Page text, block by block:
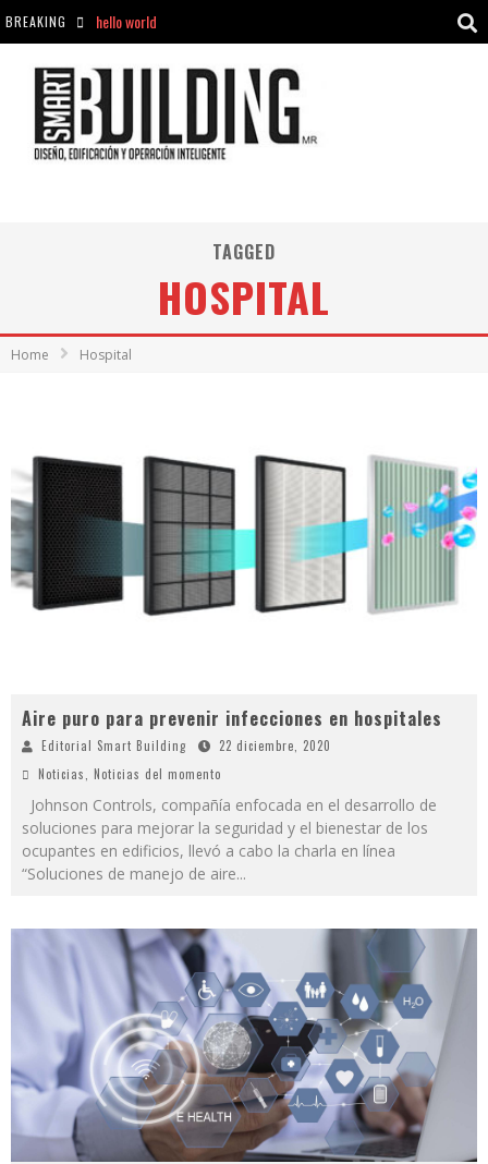
BREAKING hello world
hello world
TAGGED
HOSPITAL
Home Hospital
Aire puro para prevenir infecciones en hospitales
Editorial Smart Building
22 diciembre, 2020
Noticias, Noticias del momento
Johnson Controls, compañía enfocada en el desarrollo de
soluciones para mejorar la seguridad y el bienestar de los
ocupantes en edificios, llevó a cabo la charla en línea
“Soluciones de manejo de aire...